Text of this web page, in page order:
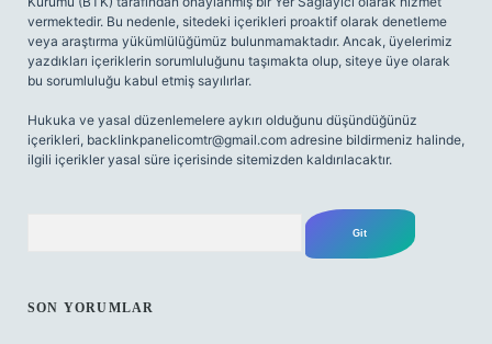
vermektedir. Bu nedenle, sitedeki içerikleri proaktif olarak denetleme
veya araştırma yükümlülüğümüz bulunmamaktadır. Ancak, üyelerimiz
yazdıkları içeriklerin sorumluluğunu taşımakta olup, siteye üye olarak
bu sorumluluğu kabul etmiş sayılırlar.
Hukuka ve yasal düzenlemelere aykırı olduğunu düşündüğünüz
içerikleri, backlinkpanelicomtr@gmail.com adresine bildirmeniz halinde,
ilgili içerikler yasal süre içerisinde sitemizden kaldırılacaktır.
SON YORUMLAR